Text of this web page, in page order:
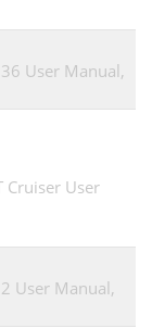
User Manual,
Cruiser User
User Manual,